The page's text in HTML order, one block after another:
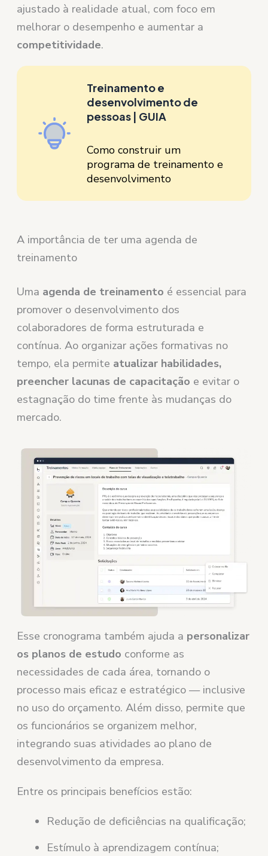
ajustado à realidade atual, com foco em
melhorar o desempenho e aumentar a
competitividade.
Treinamento e
desenvolvimento de
pessoas | GUIA
Como construir um
programa de treinamento e
desenvolvimento
A importância de ter uma agenda de
treinamento
Uma agenda de treinamento é essencial para
promover o desenvolvimento dos
colaboradores de forma estruturada e
contínua. Ao organizar ações formativas no
tempo, ela permite atualizar habilidades,
preencher lacunas de capacitação e evitar o
estagnação do time frente às mudanças do
mercado.
Esse cronograma também ajuda a personalizar
os planos de estudo conforme as
necessidades de cada área, tornando o
processo mais eficaz e estratégico — inclusive
no uso do orçamento. Além disso, permite que
os funcionários se organizem melhor,
integrando suas atividades ao plano de
desenvolvimento da empresa.
Entre os principais benefícios estão:
Redução de deficiências na qualificação;
Estímulo à aprendizagem contínua;